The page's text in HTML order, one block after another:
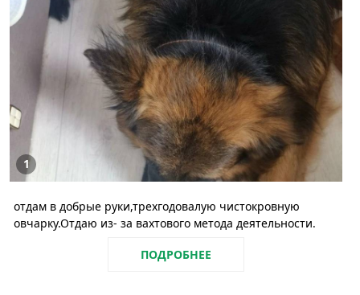
1
отдам в добрые руки,трехгодовалую чистокровную
овчарку.Отдаю из- за вахтового метода деятельности.
ПОДРОБНЕЕ